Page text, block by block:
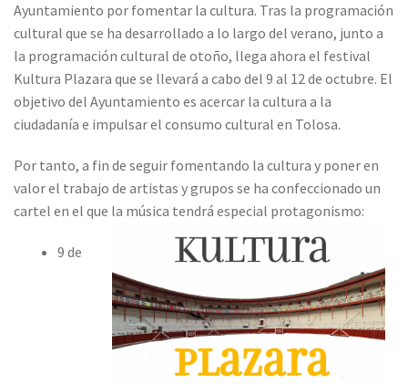
Ayuntamiento por fomentar la cultura. Tras la programación
cultural que se ha desarrollado a lo largo del verano, junto a
la programación cultural de otoño, llega ahora el festival
Kultura Plazara que se llevará a cabo del 9 al 12 de octubre. El
objetivo del Ayuntamiento es acercar la cultura a la
ciudadanía e impulsar el consumo cultural en Tolosa.
Por tanto, a fin de seguir fomentando la cultura y poner en
valor el trabajo de artistas y grupos se ha confeccionado un
cartel en el que la música tendrá especial protagonismo:
9 de